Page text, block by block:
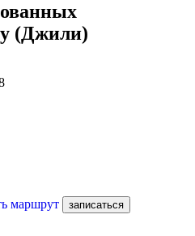
(Джили)
маршрут записаться